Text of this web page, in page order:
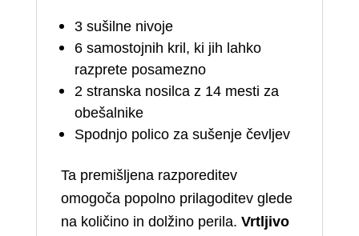
3 sušilne nivoje
6 samostojnih kril, ki jih lahko
razprete posamezno
2 stranska nosilca z 14 mesti za
obešalnike
Spodnjo polico za sušenje čevljev
Ta premišljena razporeditev
omogoča popolno prilagoditev glede
na količino in dolžino perila. Vrtljivo